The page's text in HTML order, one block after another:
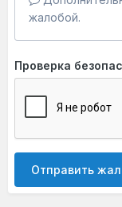
жалобой.
Проверка
Отправить